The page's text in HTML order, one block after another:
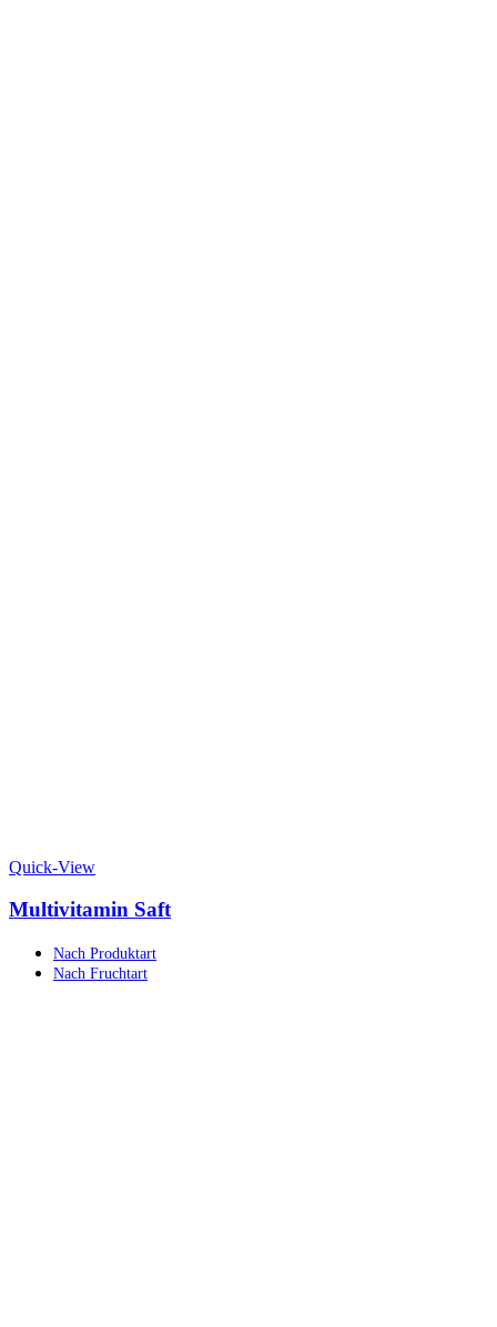
Quick-View
Multivitamin Saft
Nach Produktart
Nach Fruchtart